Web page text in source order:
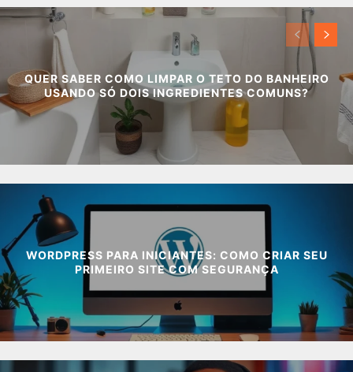
QUER SABER COMO LIMPAR O TETO DO BANHEIRO
USANDO SÓ DOIS INGREDIENTES COMUNS?
WORDPRESS PARA INICIANTES: COMO CRIAR SEU
PRIMEIRO SITE COM SEGURANÇA